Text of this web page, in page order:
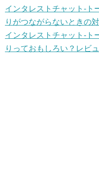
インタレストチャット-ト
りがつながらないときの
インタレストチャット-ト
りっておもしろい？レビ